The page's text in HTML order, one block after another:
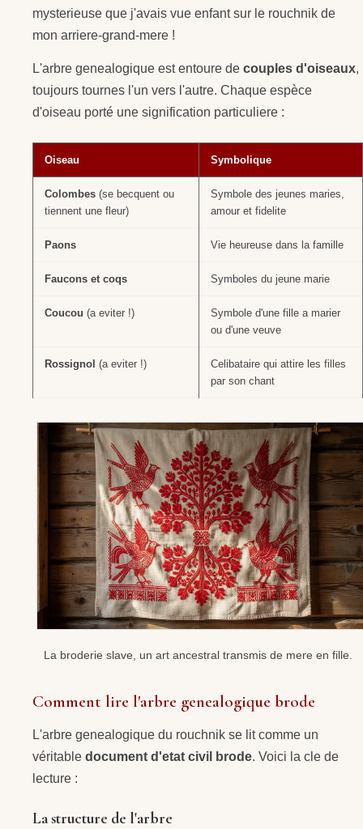
mysterieuse que j'avais vue enfant sur le rouchnik de
mon arriere-grand-mere !
L'arbre genealogique est entoure de couples d'oiseaux,
toujours tournes l'un vers l'autre. Chaque espèce
d'oiseau porté une signification particuliere :
Oiseau Symbolique
Colombes (se becquent ou
tiennent une fleur)
Symbole des jeunes maries,
amour et fidelite
Paons Vie heureuse dans la famille
Faucons et coqs Symboles du jeune marie
Coucou (a eviter !)
Symbole d'une fille a marier
ou d'une veuve
Rossignol (a eviter !)
Celibataire qui attire les filles
par son chant
La broderie slave, un art ancestral transmis de mere en fille.
Comment lire l'arbre genealogique brode
L'arbre genealogique du rouchnik se lit comme un
véritable document d'etat civil brode. Voici la cle de
lecture :
La structure de l'arbre